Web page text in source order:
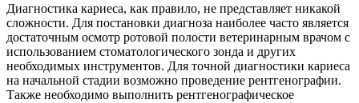
Диагностика кариеса, как правило, не представляет никакой
сложности. Для постановки диагноза наиболее часто является
достаточным осмотр ротовой полости ветеринарным врачом с
использованием стоматологического зонда и других
необходимых инструментов. Для точной диагностики кариеса
на начальной стадии возможно проведение рентгенографии.
Также необходимо выполнить рентгенографическое